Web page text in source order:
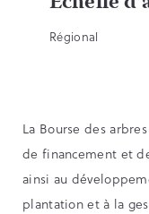
La Bourse des
de financement et
ainsi au
plantation et à la
Régional